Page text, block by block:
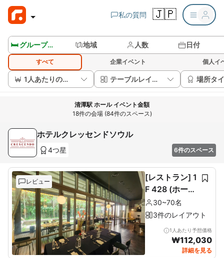
私の質問 🇯🇵
🛏️ グループルームを見る 地域 人数 日付
すべて 企業イベント 個人イ
1人あたりの価格 テーブルレイアウト 場所タ
清潭駅 ホール イベント金額
18件の会場 (84件のスペース)
ホテルクレッセンドソウル
4つ星 6件のスペース
レビュー
[レストラン] 1
F 428 (ホール
60席+ルーム1
0席)
30~70名
3件のレイアウト
1人あたり予想価格
₩112,030
詳細を見る